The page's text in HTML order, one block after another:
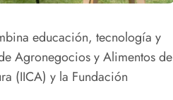
educación, tecnología y
Agronegocios y Alimentos de
(IICA) y la Fundación